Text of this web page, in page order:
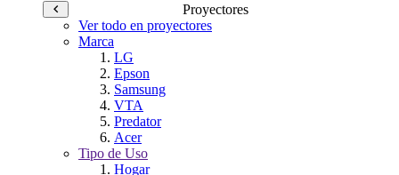
Proyectores
Ver todo en proyectores
Marca
LG
Epson
Samsung
VTA
Predator
Acer
Tipo de Uso
Hogar